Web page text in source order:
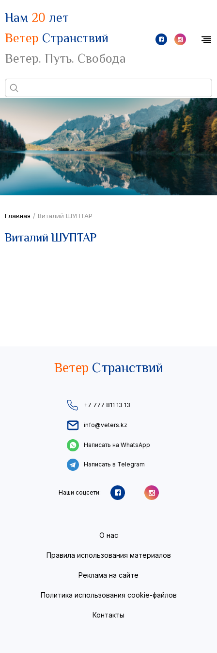
Нам 20 лет
Ветер Странствий
Ветер. Путь. Свобода
Главная / Виталий ШУПТАР
Виталий ШУПТАР
Ветер Странствий
+7 777 811 13 13
info@veters.kz
Написать на WhatsApp
Написать в Telegram
Наши соцсети:
О нас
Правила использования материалов
Реклама на сайте
Политика использования cookie-файлов
Контакты